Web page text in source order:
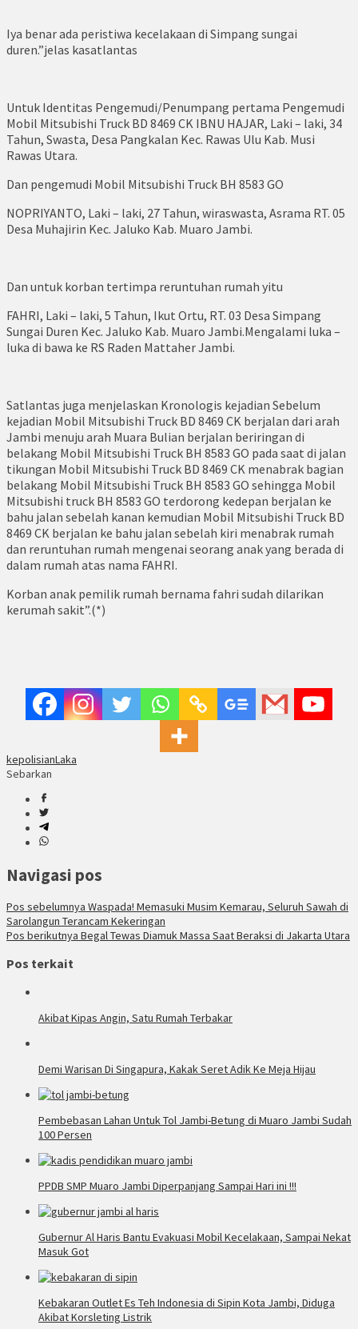
Iya benar ada peristiwa kecelakaan di Simpang sungai
duren.”jelas kasatlantas
Untuk Identitas Pengemudi/Penumpang pertama Pengemudi
Mobil Mitsubishi Truck BD 8469 CK IBNU HAJAR, Laki – laki, 34
Tahun, Swasta, Desa Pangkalan Kec. Rawas Ulu Kab. Musi
Rawas Utara.
Dan pengemudi Mobil Mitsubishi Truck BH 8583 GO
NOPRIYANTO, Laki – laki, 27 Tahun, wiraswasta, Asrama RT. 05
Desa Muhajirin Kec. Jaluko Kab. Muaro Jambi.
Dan untuk korban tertimpa reruntuhan rumah yitu
FAHRI, Laki – laki, 5 Tahun, Ikut Ortu, RT. 03 Desa Simpang
Sungai Duren Kec. Jaluko Kab. Muaro Jambi.Mengalami luka –
luka di bawa ke RS Raden Mattaher Jambi.
Satlantas juga menjelaskan Kronologis kejadian Sebelum
kejadian Mobil Mitsubishi Truck BD 8469 CK berjalan dari arah
Jambi menuju arah Muara Bulian berjalan beriringan di
belakang Mobil Mitsubishi Truck BH 8583 GO pada saat di jalan
tikungan Mobil Mitsubishi Truck BD 8469 CK menabrak bagian
belakang Mobil Mitsubishi Truck BH 8583 GO sehingga Mobil
Mitsubishi truck BH 8583 GO terdorong kedepan berjalan ke
bahu jalan sebelah kanan kemudian Mobil Mitsubishi Truck BD
8469 CK berjalan ke bahu jalan sebelah kiri menabrak rumah
dan reruntuhan rumah mengenai seorang anak yang berada di
dalam rumah atas nama FAHRI.
Korban anak pemilik rumah bernama fahri sudah dilarikan
kerumah sakit”.(*)
kepolisianLaka
Sebarkan
Navigasi pos
Pos sebelumnya Waspada! Memasuki Musim Kemarau, Seluruh Sawah di
Sarolangun Terancam Kekeringan
Pos berikutnya Begal Tewas Diamuk Massa Saat Beraksi di Jakarta Utara
Pos terkait
Akibat Kipas Angin, Satu Rumah Terbakar
Demi Warisan Di Singapura, Kakak Seret Adik Ke Meja Hijau
Pembebasan Lahan Untuk Tol Jambi-Betung di Muaro Jambi Sudah
100 Persen
PPDB SMP Muaro Jambi Diperpanjang Sampai Hari ini !!!
Gubernur Al Haris Bantu Evakuasi Mobil Kecelakaan, Sampai Nekat
Masuk Got
Kebakaran Outlet Es Teh Indonesia di Sipin Kota Jambi, Diduga
Akibat Korsleting Listrik